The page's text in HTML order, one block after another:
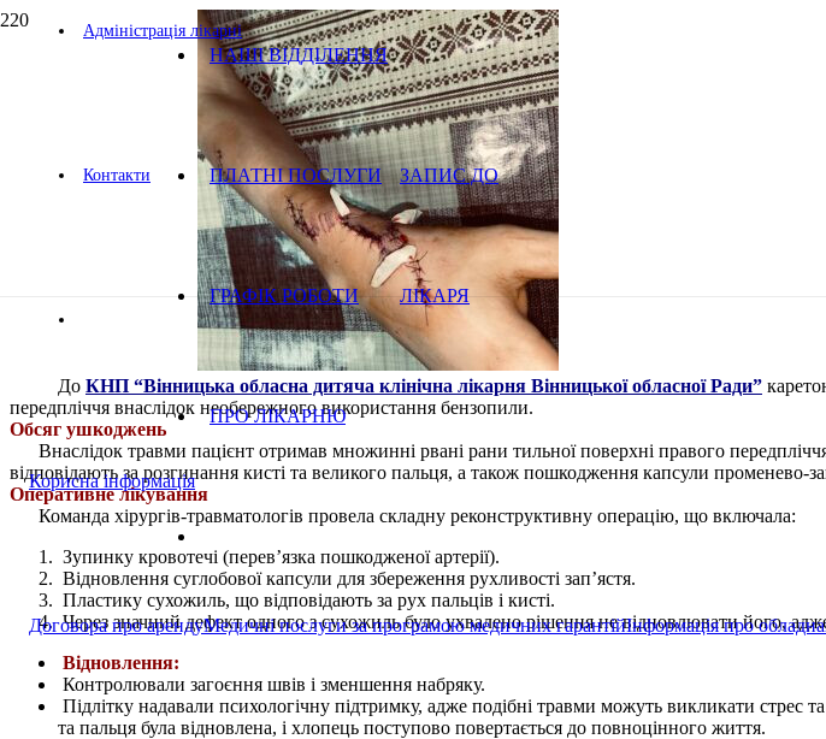
Адміністрація лікарні
Контакти
Корисна інформація
Договора про арендуМедичні послуги за програмою медичних гарантійІнформація про
НАШІ ВІДДІЛЕННЯ
ПЛАТНІ ПОСЛУГИ
ГРАФІК РОБОТИ
ПРО ЛІКАРНЮ
ЗАПИС ДО
ЛІКАРЯ
До КНП “Вінницька обласна дитяча клінічна лікарня Вінницької обласної Ради”
передпліччя внаслідок необережного використання бензопили.
Обсяг ушкоджень
Внаслідок травми пацієнт отримав множинні рвані рани тильної поверхні правого
відповідають за розгинання кисті та великого пальця, а також пошкодження капсули променево-
Оперативне лікування
Команда хірургів-травматологів провела складну реконструктивну операцію, що включала:
Зупинку кровотечі (перев’язка пошкодженої артерії).
Відновлення суглобової капсули для збереження рухливості зап’ястя.
Пластику сухожиль, що відповідають за рух пальців і кисті.
Через значний дефект одного з сухожиль було ухвалено рішення не відновлювати його,
Відновлення:
Контролювали загоєння швів і зменшення набряку.
Підлітку надавали психологічну підтримку, адже подібні травми можуть викликати
та пальця була відновлена, і хлопець поступово повертається до повноцінного життя.